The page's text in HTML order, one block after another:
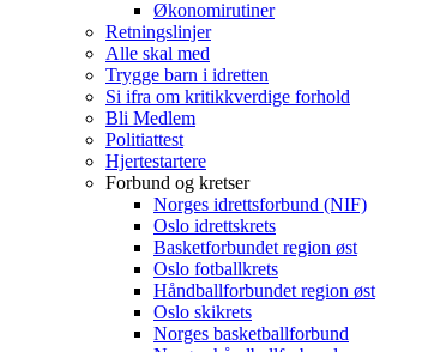
Økonomirutiner
Retningslinjer
Alle skal med
Trygge barn i idretten
Si ifra om kritikkverdige forhold
Bli Medlem
Politiattest
Hjertestartere
Forbund og kretser
Norges idrettsforbund (NIF)
Oslo idrettskrets
Basketforbundet region øst
Oslo fotballkrets
Håndballforbundet region øst
Oslo skikrets
Norges basketballforbund